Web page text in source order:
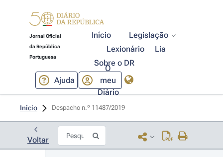
Jornal Oficial
da República
Portuguesa
Início
Legislação
Lexionário
Lia
Sobre o DR
Ajuda
O
meu
Diário
Início Despacho n.º 11487/2019
Voltar